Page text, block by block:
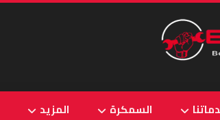
السمكرة المزيد